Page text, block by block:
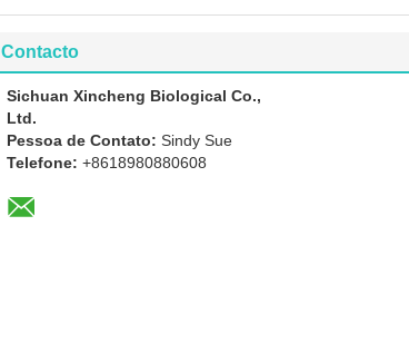
Contacto
Sichuan Xincheng Biological Co.,
Ltd.
Pessoa de Contato: Sindy Sue
Telefone: +8618980880608